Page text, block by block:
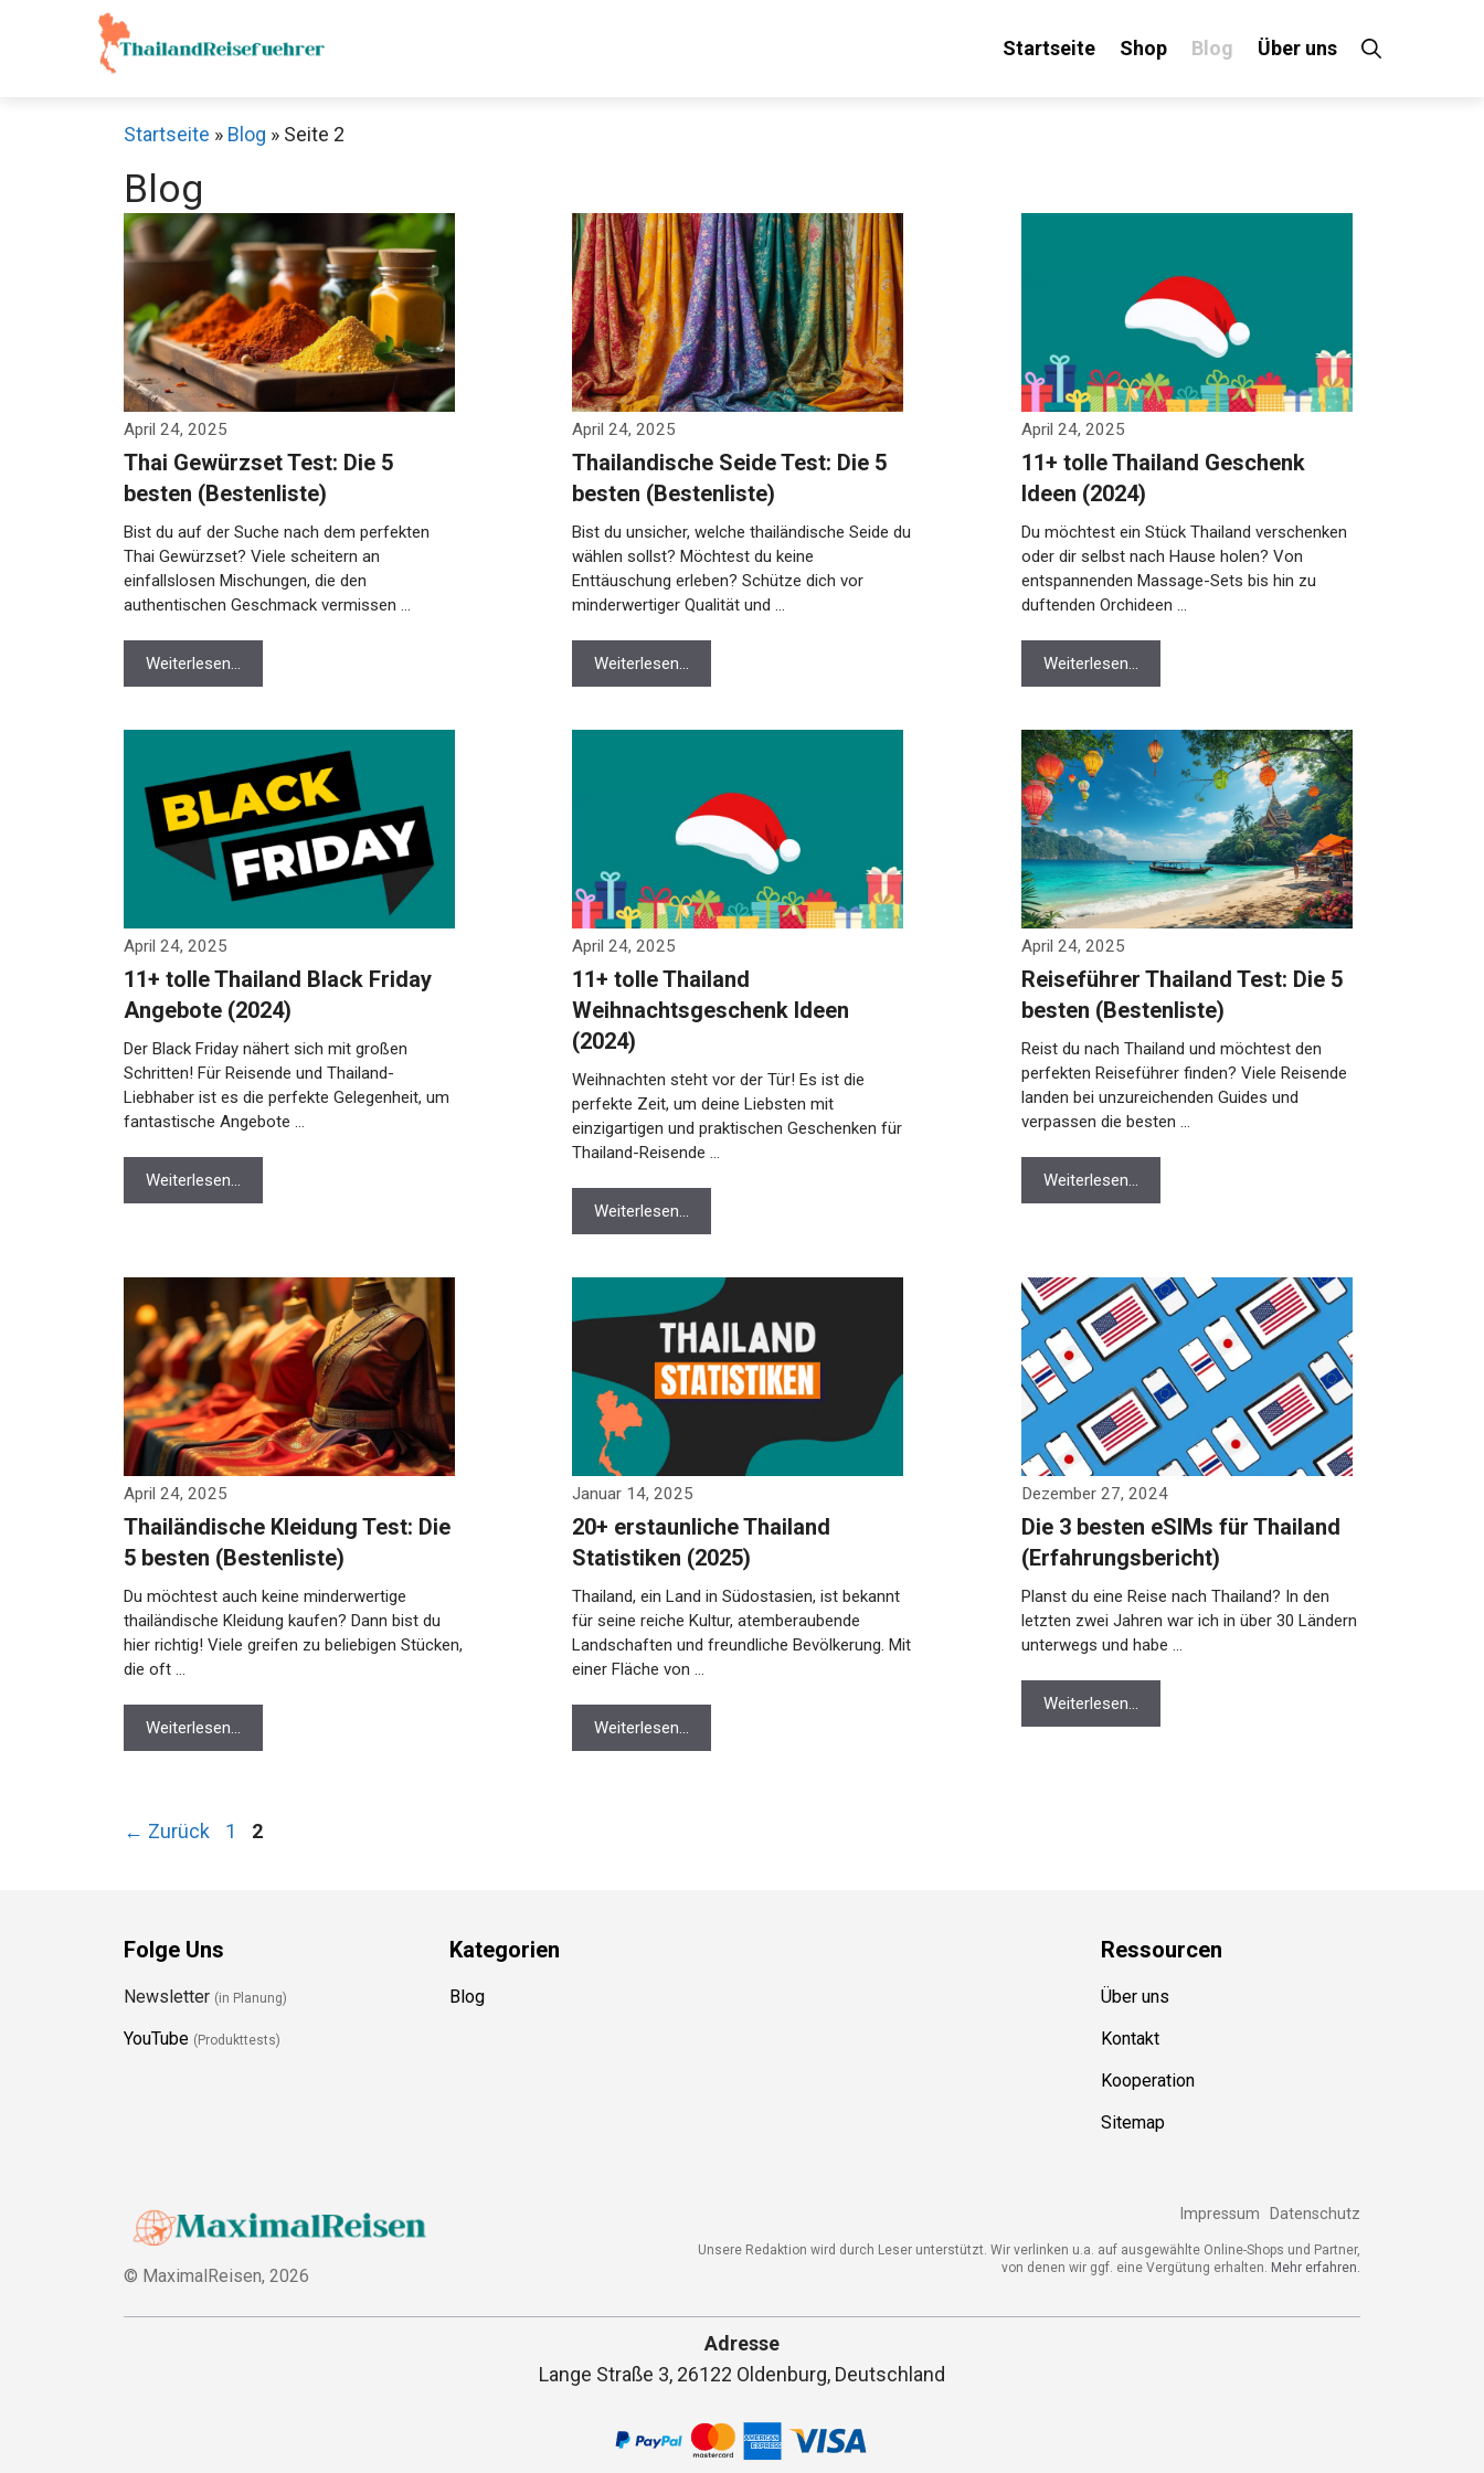
Startseite Shop Blog Über uns
Startseite » Blog » Seite 2
Blog
April 24, 2025
Thai Gewürzset Test: Die 5
besten (Bestenliste)
Bist du auf der Suche nach dem perfekten
Thai Gewürzset? Viele scheitern an
einfallslosen Mischungen, die den
authentischen Geschmack vermissen …
Weiterlesen…
April 24, 2025
Thailandische Seide Test: Die 5
besten (Bestenliste)
Bist du unsicher, welche thailändische Seide du
wählen sollst? Möchtest du keine
Enttäuschung erleben? Schütze dich vor
minderwertiger Qualität und …
Weiterlesen…
April 24, 2025
11+ tolle Thailand Geschenk
Ideen (2024)
Du möchtest ein Stück Thailand verschenken
oder dir selbst nach Hause holen? Von
entspannenden Massage-Sets bis hin zu
duftenden Orchideen …
Weiterlesen…
April 24, 2025
11+ tolle Thailand Black Friday
Angebote (2024)
Der Black Friday nähert sich mit großen
Schritten! Für Reisende und Thailand-
Liebhaber ist es die perfekte Gelegenheit, um
fantastische Angebote …
Weiterlesen…
April 24, 2025
11+ tolle Thailand
Weihnachtsgeschenk Ideen
(2024)
Weihnachten steht vor der Tür! Es ist die
perfekte Zeit, um deine Liebsten mit
einzigartigen und praktischen Geschenken für
Thailand-Reisende …
Weiterlesen…
April 24, 2025
Reiseführer Thailand Test: Die 5
besten (Bestenliste)
Reist du nach Thailand und möchtest den
perfekten Reiseführer finden? Viele Reisende
landen bei unzureichenden Guides und
verpassen die besten …
Weiterlesen…
April 24, 2025
Thailändische Kleidung Test: Die
5 besten (Bestenliste)
Du möchtest auch keine minderwertige
thailändische Kleidung kaufen? Dann bist du
hier richtig! Viele greifen zu beliebigen Stücken,
die oft …
Weiterlesen…
Januar 14, 2025
20+ erstaunliche Thailand
Statistiken (2025)
Thailand, ein Land in Südostasien, ist bekannt
für seine reiche Kultur, atemberaubende
Landschaften und freundliche Bevölkerung. Mit
einer Fläche von …
Weiterlesen…
Dezember 27, 2024
Die 3 besten eSIMs für Thailand
(Erfahrungsbericht)
Planst du eine Reise nach Thailand? In den
letzten zwei Jahren war ich in über 30 Ländern
unterwegs und habe …
Weiterlesen…
← Zurück Seite
1 Seite
2
Folge Uns
Newsletter (in Planung)
YouTube (Produkttests)
Kategorien
Blog
Ressourcen
Über uns
Kontakt
Kooperation
Sitemap
© MaximalReisen, 2026
Impressum Datenschutz
Unsere Redaktion wird durch Leser unterstützt. Wir verlinken u.a. auf ausgewählte Online-Shops und Partner,
von denen wir ggf. eine Vergütung erhalten. Mehr erfahren.
Adresse
Lange Straße 3, 26122 Oldenburg, Deutschland